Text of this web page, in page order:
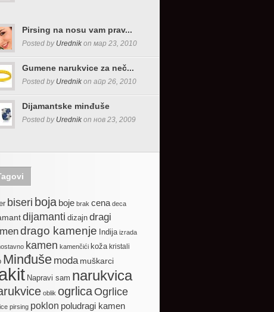
Pirsing na nosu vam prav...
Posted by Urednik on мар 23, 2010
Gumene narukvice za neč...
Posted by Urednik on апр 26, 2010
Dijamantske minđuše
Posted by Urednik on нов 23, 2009
biseri boja boje brak cena deca
dijamanti dizajn dragi
drago kamenje Indija izrada
kamen kamenčići koža kristali
Minđuše moda muškarci
Napravi sam narukvica
oblik ogrlicaOgrlice
pirsing poklon poludragi kamen